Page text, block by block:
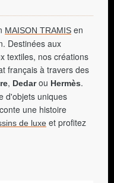
MAISON TRAMIS en
Destinées aux
textiles, nos créations
français à travers des
, Dedarou Hermès.
d'objets uniques
une histoire
de luxe et profitez